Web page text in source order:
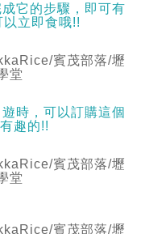
它的步驟，即可有
立即食哦!!
時，可以訂購這個
趣的!!